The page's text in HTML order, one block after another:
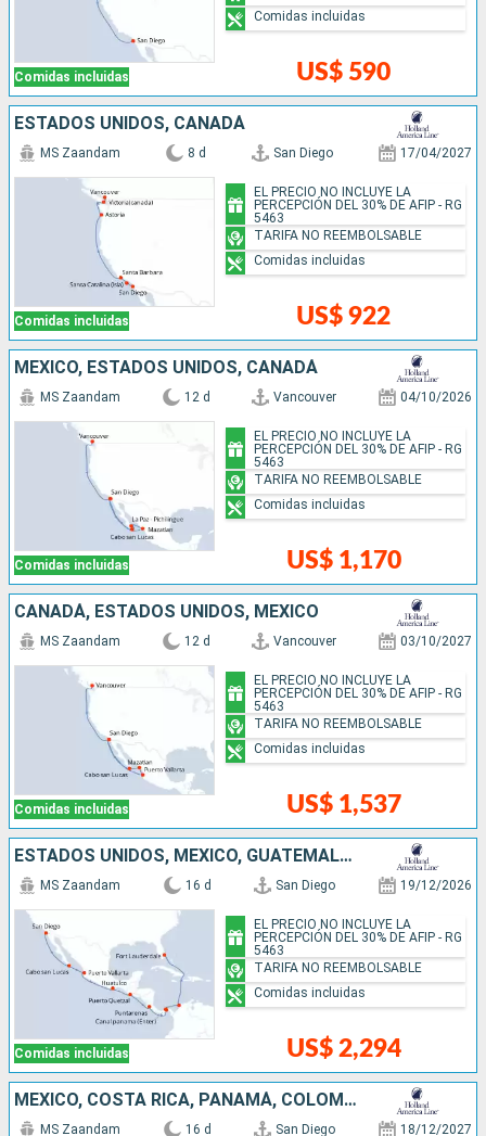
Comidas incluidas US$ 590
Comidas incluidas
ESTADOS UNIDOS, CANADÁ
Comidas incluidas
MS Zaandam 8 d San Diego 17/04/2027
US$ 922
EL PRECIO NO INCLUYE LA
PERCEPCIÓN DEL 30% DE AFIP - RG
5463
TARIFA NO REEMBOLSABLE
Comidas incluidas
MÉXICO, ESTADOS UNIDOS, CANADÁ
Comidas incluidas
MS Zaandam 12 d Vancouver 04/10/2026
US$ 1,170
EL PRECIO NO INCLUYE LA
PERCEPCIÓN DEL 30% DE AFIP - RG
5463
TARIFA NO REEMBOLSABLE
Comidas incluidas
CANADÁ, ESTADOS UNIDOS, MÉXICO
Comidas incluidas
MS Zaandam 12 d Vancouver 03/10/2027
US$ 1,537
EL PRECIO NO INCLUYE LA
PERCEPCIÓN DEL 30% DE AFIP - RG
5463
TARIFA NO REEMBOLSABLE
Comidas incluidas
ESTADOS UNIDOS, MÉXICO, GUATEMALA, COSTA RICA, PANAMÁ, COLOMBIA
Comidas incluidas
MS Zaandam 16 d San Diego 19/12/2026
US$ 2,294
EL PRECIO NO INCLUYE LA
PERCEPCIÓN DEL 30% DE AFIP - RG
5463
TARIFA NO REEMBOLSABLE
Comidas incluidas
MÉXICO, COSTA RICA, PANAMÁ, COLOMBIA, ESTADOS UNIDOS
MS Zaandam 16 d San Diego 18/12/2027